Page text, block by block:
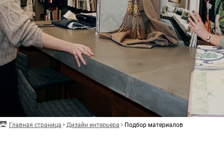
Главная страница Дизайн интерьера Подбор материалов